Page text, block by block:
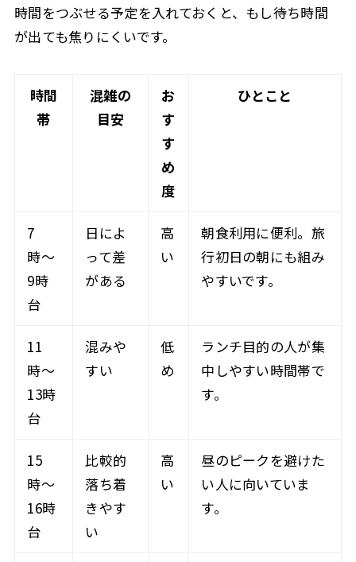
時間をつぶせる予定を入れておくと、もし待ち時間
が出ても焦りにくいです。
時間
帯
混雑の
目安
お
す
す
め
度
ひとこと
7
時〜
9時
台
日によ
って差
がある
高
い
朝食利用に便利。旅
行初日の朝にも組み
やすいです。
11
時〜
13時
台
混みや
すい
低
め
ランチ目的の人が集
中しやすい時間帯で
す。
15
時〜
16時
台
比較的
落ち着
きやす
い
高
い
昼のピークを避けた
い人に向いていま
す。